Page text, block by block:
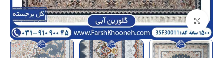
بزرگنمایی تصویر